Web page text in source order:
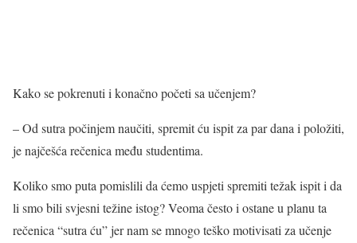
Kako se pokrenuti i konačno početi sa učenjem?
– Od sutra počinjem naučiti, spremit ću ispit za par dana i položiti,
je najčešća rečenica među studentima.
Koliko smo puta pomislili da ćemo uspjeti spremiti težak ispit i da
li smo bili svjesni težine istog? Veoma često i ostane u planu ta
rečenica “sutra ću” jer nam se mnogo teško motivisati za učenje